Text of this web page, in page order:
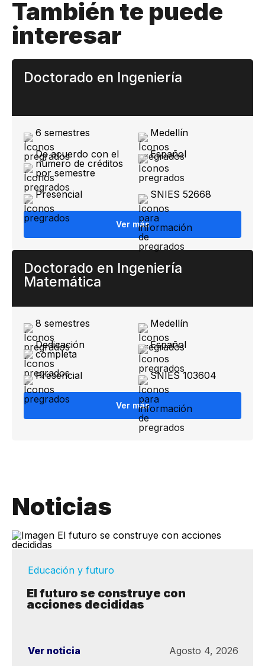
También te puede
interesar
Doctorado en Ingeniería
6 semestres
Medellín
De acuerdo con el
número de créditos
por semestre
Español
Presencial SNIES 52668
Ver más
Doctorado en Ingeniería
Matemática
8 semestres
Medellín
Dedicación
completa
Español
Presencial SNIES ​103604
Ver más
Noticias
Educación y futuro
El futuro se construye con
acciones decididas
Ver noticia Agosto 4, 2026